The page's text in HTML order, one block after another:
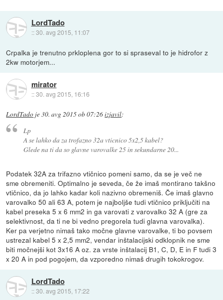
LordTado
::30. avg 2015, 11:07
Crpalka je trenutno prkloplena gor to si spraseval to je hidrofor z
2kw motorjem...
mirator
::30. avg 2015, 16:16
LordTado je30. avg 2015 ob 07:26izjavil:
Lp
A se lahko da za trofazno 32a vticnico 5x2,5 kabel?
Glede na ti da so glavne varovalke 25 in sekundarne 20...
Podatek 32A za trifazno vtičnico pomeni samo, da se je več ne
sme obremeniti. Optimalno je seveda, če že imaš montirano takšno
vtičnico, da jo lahko kadar koli nazivno obremeniš. Če imaš glavno
varovalko 50 ali 63 A, potem je najboljše tudi vtičnico priključiti na
kabel preseka 5 x 6 mm2 in ga varovati z varovalko 32 A (gre za
selektivnost, da ti ne bi vedno pregorela tudi glavna varovalka).
Ker pa verjetno nimaš tako močne glavne varovalke, ti bo povsem
ustrezal kabel 5 x 2,5 mm2, vendar inštalacijski odklopnik ne sme
biti močnejši kot 3x16 A oz. za vrste inštalacij B1, C, D, E in F tudi 3
x 20 A in pod pogojem, da vzporedno nimaš drugih tokokrogov.
LordTado
::30. avg 2015, 17:22